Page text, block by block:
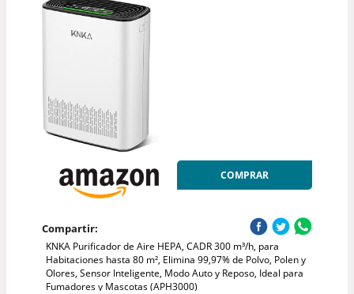
COMPRAR
Compartir:
KNKA Purificador de Aire HEPA, CADR 300 m³/h, para
Habitaciones hasta 80 m², Elimina 99,97% de Polvo, Polen y
Olores, Sensor Inteligente, Modo Auto y Reposo, Ideal para
Fumadores y Mascotas (APH3000)